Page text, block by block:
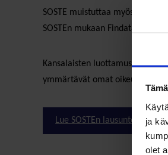
ja
olet
SOSTE muistuttaa myös, että
SOSTEn mukaan Findatan,
Kansalaisten luottamus on
ymmärtävät omat oikeutensa ja
Lue SOSTEn lausunto